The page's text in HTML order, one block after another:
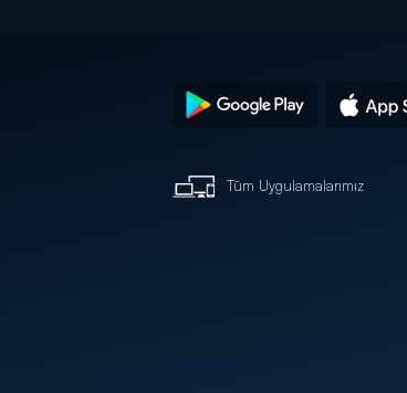
Tüm Uygulamalarımız